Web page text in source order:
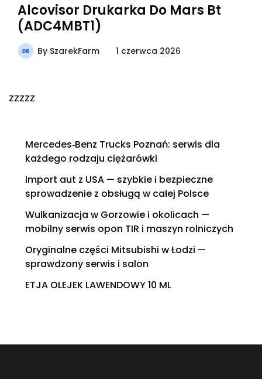
Alcovisor Drukarka Do Mars Bt
(ADC4MBT1)
By SzarekFarm 1 czerwca 2026
zzzzz
Mercedes‑Benz Trucks Poznań: serwis dla
każdego rodzaju ciężarówki
Import aut z USA — szybkie i bezpieczne
sprowadzenie z obsługą w całej Polsce
Wulkanizacja w Gorzowie i okolicach —
mobilny serwis opon TIR i maszyn rolniczych
Oryginalne części Mitsubishi w Łodzi —
sprawdzony serwis i salon
ETJA OLEJEK LAWENDOWY 10 ML